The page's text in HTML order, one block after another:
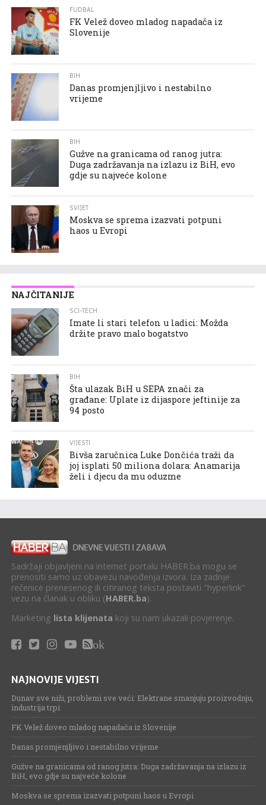
FUDBAL
FK Velež doveo mladog napadača iz
Slovenije
BIH
Danas promjenjljivo i nestabilno
vrijeme
BIH
Gužve na granicama od ranog jutra:
Duga zadržavanja na izlazu iz BiH, evo
gdje su najveće kolone
SVIJET
Moskva se sprema izazvati potpuni
haos u Evropi
NAJČITANIJE
SCI-TECH
Imate li stari telefon u ladici: Možda
držite pravo malo bogatstvo
BIH
Šta ulazak BiH u SEPA znači za
građane: Uplate iz dijaspore jeftinije za
94 posto
VIJESTI
Bivša zaručnica Luke Dončića traži da
joj isplati 50 miliona dolara: Anamarija
želi i djecu da mu oduzme
Sadržaji objavljeni na internet portalu HABER.ba mogu se
prenositi samo uz obavezu navođenja izvora. Iza zadnje
rečenice prenesenog ili citiranog teksta postaviti "hyperlink"
vezu na članak u obliku (HABER.ba).
Marketing lista klijenata koji su nam ukazali povjerenje.
ok
NAJNOVIJE VIJESTI
Dunav sve niži, problemi sve veći: Elektrane smanjuju proizvodnju,
industrija trpi
FK Velež doveo mladog napadača iz Slovenije
Danas promjenjljivo i nestabilno vrijeme
Gužve na granicama od ranog jutra: Duga zadržavanja na izlazu iz
BiH, evo gdje su najveće kolone
Moskva se sprema izazvati potpuni haos u Evropi